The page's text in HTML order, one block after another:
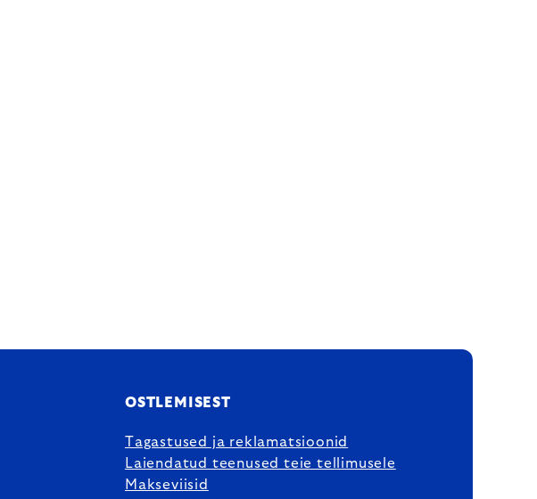
OSTLEMISEST
Tagastused ja reklamatsioonid
Laiendatud teenused teie tellimusele
Makseviisid